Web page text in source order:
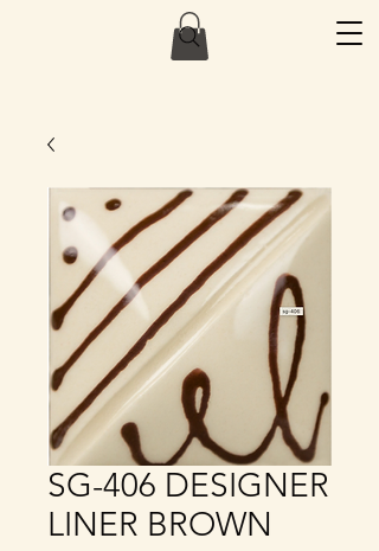
SG-406 DESIGNER
LINER BROWN